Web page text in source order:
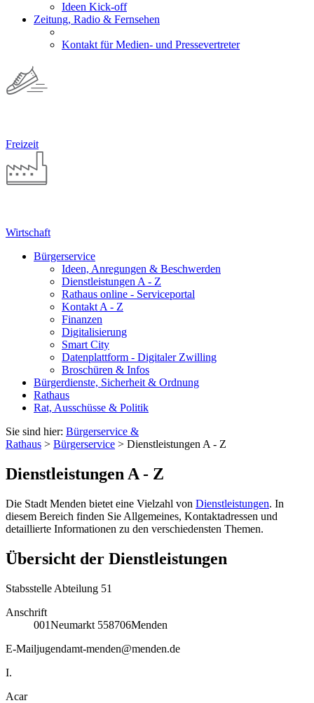
Ideen Kick-off
Zeitung, Radio & Fernsehen
Kontakt für Medien- und Pressevertreter
Freizeit
Wirtschaft
Bürgerservice
Ideen, Anregungen & Beschwerden
Dienstleistungen A - Z
Rathaus online - Serviceportal
Kontakt A - Z
Finanzen
Digitalisierung
Smart City
Datenplattform - Digitaler Zwilling
Broschüren & Infos
Bürgerdienste, Sicherheit & Ordnung
Rathaus
Rat, Ausschüsse & Politik
Sie sind hier: Bürgerservice &
Rathaus > Bürgerservice > Dienstleistungen A - Z
Dienstleistungen A - Z
Die Stadt Menden bietet eine Vielzahl von Dienstleistungen. In
diesem Bereich finden Sie Allgemeines, Kontaktadressen und
detaillierte Informationen zu den verschiedensten Themen.
Übersicht der Dienstleistungen
Stabsstelle Abteilung 51
Anschrift
001Neumarkt 558706Menden
E-Mailjugendamt-menden@menden.de
I.
Acar